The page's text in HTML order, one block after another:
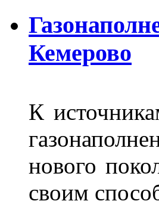
Кемерово
К
нового
своим